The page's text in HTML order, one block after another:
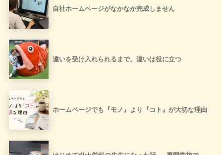
自社ホームページがなかなか完成しません
違いを受け入れられるまで。違いは役に立つ
ホームページでも『モノ』より『コト』が大切な理由